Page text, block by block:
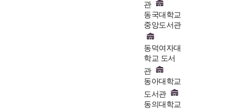
관
동국대학교
중앙도서관
동덕여자대
학교 도서
관
동아대학교
도서관
동의대학교